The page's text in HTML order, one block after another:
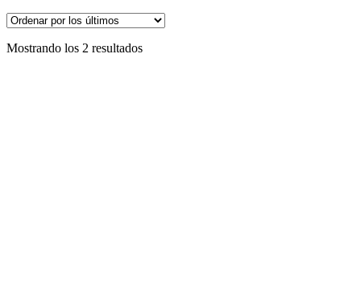
Mostrando los 2 resultadosOrdenado